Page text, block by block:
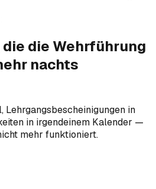
die Wehrführung
nachts
in
in irgendeinem Kalender —
mehr funktioniert.